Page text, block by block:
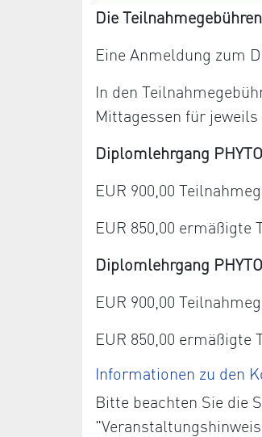
Die
Eine Anmeldung zum
In den
Mittagessen für jeweils
Diplomlehrgang
EUR 900,00
EUR 850,00
Diplomlehrgang
EUR 900,00
EUR 850,00
Informationen zu den
Bitte beachten Sie die